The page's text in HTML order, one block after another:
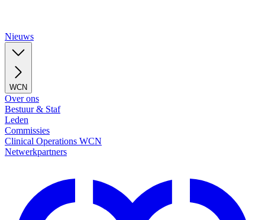
Nieuws
WCN
Over ons
Bestuur & Staf
Leden
Commissies
Clinical Operations WCN
Netwerkpartners